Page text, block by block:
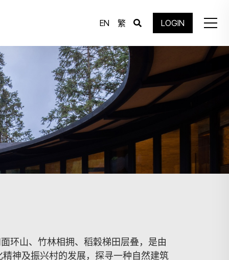
EN 繁 LOGIN
环山、竹林相拥、稻穀梯田层叠，是由
神及振兴村的发展，探寻一种自然建筑